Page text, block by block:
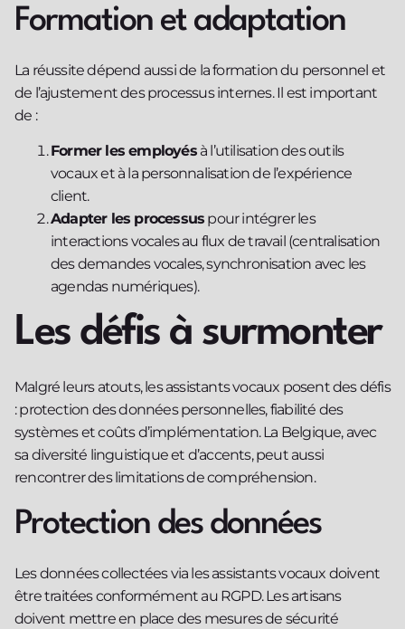
Formation et adaptation
La réussite dépend aussi de la formation du personnel et
de l’ajustement des processus internes. Il est important
de :
Former les employésà l’utilisation des outils
vocaux et à la personnalisation de l’expérience
client.
Adapter les processus pour intégrer les
interactions vocales au flux de travail (centralisation
des demandes vocales, synchronisation avec les
agendas numériques).
Les défis à surmonter
Malgré leurs atouts, les assistants vocaux posent des défis
: protection des données personnelles, fiabilité des
systèmes et coûts d’implémentation. La Belgique, avec
sa diversité linguistique et d’accents, peut aussi
rencontrer des limitations de compréhension.
Protection des données
Les données collectées via les assistants vocaux doivent
être traitées conformément au RGPD. Les artisans
doivent mettre en place des mesures de sécurité